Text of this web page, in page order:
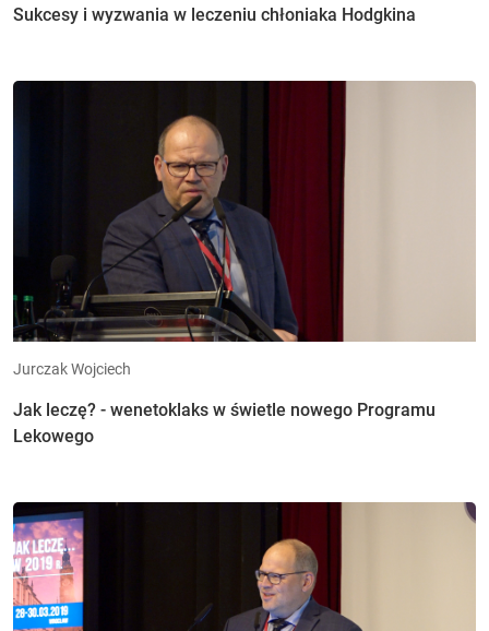
Sukcesy i wyzwania w leczeniu chłoniaka Hodgkina
Jurczak Wojciech
Jak leczę? - wenetoklaks w świetle nowego Programu
Lekowego